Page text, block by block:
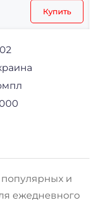
Купить
и
ежедневного